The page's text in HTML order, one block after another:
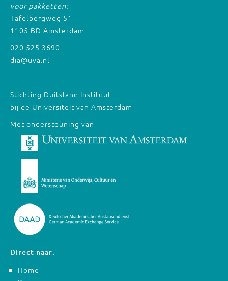
voor pakketten:
Tafelbergweg 51
1105 BD Amsterdam
020 525 3690
dia@uva.nl
Stichting Duitsland Instituut
bij de Universiteit van Amsterdam
Met ondersteuning van
Direct naar:
Home